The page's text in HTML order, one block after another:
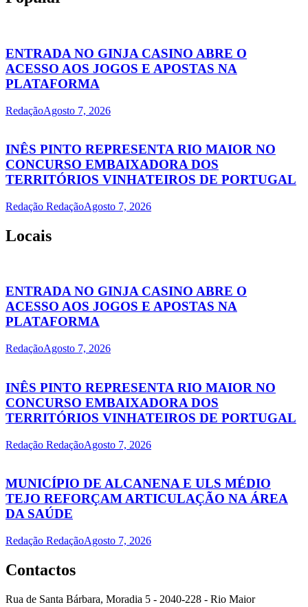
ENTRADA NO GINJA CASINO ABRE O
ACESSO AOS JOGOS E APOSTAS NA
PLATAFORMA
RedaçãoAgosto 7, 2026
INÊS PINTO REPRESENTA RIO MAIOR NO
CONCURSO EMBAIXADORA DOS
TERRITÓRIOS VINHATEIROS DE PORTUGAL
Redação RedaçãoAgosto 7, 2026
Locais
ENTRADA NO GINJA CASINO ABRE O
ACESSO AOS JOGOS E APOSTAS NA
PLATAFORMA
RedaçãoAgosto 7, 2026
INÊS PINTO REPRESENTA RIO MAIOR NO
CONCURSO EMBAIXADORA DOS
TERRITÓRIOS VINHATEIROS DE PORTUGAL
Redação RedaçãoAgosto 7, 2026
MUNICÍPIO DE ALCANENA E ULS MÉDIO
TEJO REFORÇAM ARTICULAÇÃO NA ÁREA
DA SAÚDE
Redação RedaçãoAgosto 7, 2026
Contactos
Rua de Santa Bárbara, Moradia 5 - 2040-228 - Rio Maior